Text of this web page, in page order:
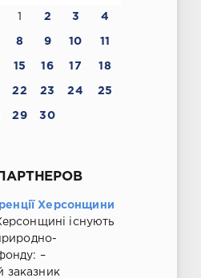
2 3 4
8 9 10 11
15 16 17 18
22 23 24 25
29 30
Херсонщини
існують
–
заказник